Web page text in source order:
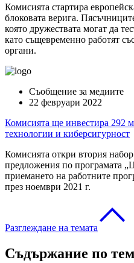
Комисията стартира
блоковата верига.
която дружествата могат да
като същевременно работят
органи.
Съобщение за медиите
22 февруари 2022
Комисията ще инвестира 292
технологии и киберсигурност
Комисията откри втория
предложения по програмата
приемането на работните
през ноември 2021 г.
Разглеждане на темата
Съдържание по